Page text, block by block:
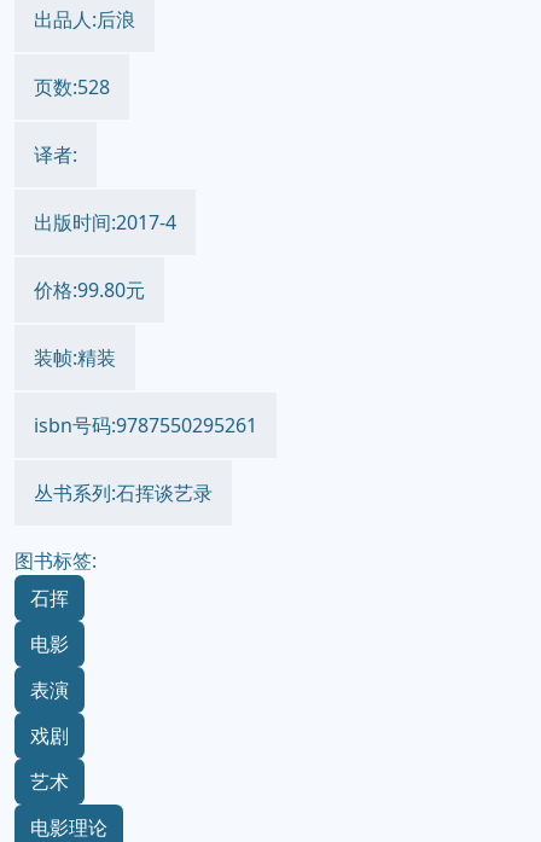
出品人:后浪
页数:528
译者:
出版时间:2017-4
价格:99.80元
装帧:精装
isbn号码:9787550295261
丛书系列:石挥谈艺录
图书标签:
石挥
电影
表演
戏剧
艺术
电影理论